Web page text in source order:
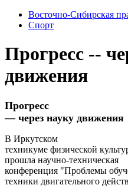
Восточно-Сибирская
Спорт
Прогресс --
движения
Прогресс
— через науку движения
В Иркутском
техникуме физической
прошла научно-техническая
конференция "Проблемы
техники двигательного